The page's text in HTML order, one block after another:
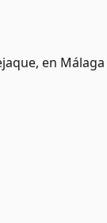
, en Málaga